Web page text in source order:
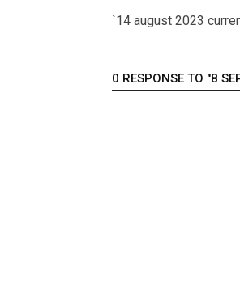
`14 august 2023
0 RESPONSE TO "8